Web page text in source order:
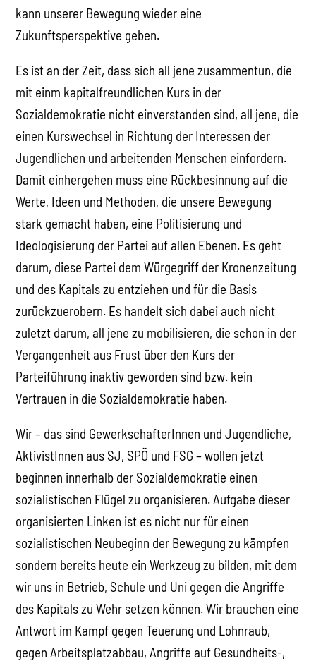
kann unserer Bewegung wieder eine
Zukunftsperspektive geben.
Es ist an der Zeit, dass sich all jene zusammentun, die
mit einm kapitalfreundlichen Kurs in der
Sozialdemokratie nicht einverstanden sind, all jene, die
einen Kurswechsel in Richtung der Interessen der
Jugendlichen und arbeitenden Menschen einfordern.
Damit einhergehen muss eine Rückbesinnung auf die
Werte, Ideen und Methoden, die unsere Bewegung
stark gemacht haben, eine Politisierung und
Ideologisierung der Partei auf allen Ebenen. Es geht
darum, diese Partei dem Würgegriff der Kronenzeitung
und des Kapitals zu entziehen und für die Basis
zurückzuerobern. Es handelt sich dabei auch nicht
zuletzt darum, all jene zu mobilisieren, die schon in der
Vergangenheit aus Frust über den Kurs der
Parteiführung inaktiv geworden sind bzw. kein
Vertrauen in die Sozialdemokratie haben.
Wir – das sind GewerkschafterInnen und Jugendliche,
AktivistInnen aus SJ, SPÖ und FSG – wollen jetzt
beginnen innerhalb der Sozialdemokratie einen
sozialistischen Flügel zu organisieren. Aufgabe dieser
organisierten Linken ist es nicht nur für einen
sozialistischen Neubeginn der Bewegung zu kämpfen
sondern bereits heute ein Werkzeug zu bilden, mit dem
wir uns in Betrieb, Schule und Uni gegen die Angriffe
des Kapitals zu Wehr setzen können. Wir brauchen eine
Antwort im Kampf gegen Teuerung und Lohnraub,
gegen Arbeitsplatzabbau, Angriffe auf Gesundheits-,